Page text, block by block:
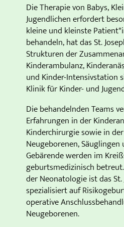
Die Therapie von Babys,
Jugendlichen erfordert
kleine und kleinste
behandeln, hat das St.
Strukturen der
Kinderambulanz,
und Kinder-Intensivstation
Klinik für Kinder- und
Die behandelnden Teams
Erfahrungen in der
Kinderchirurgie sowie in
Neugeborenen,
Gebärende werden im
geburtsmedizinisch
der Neonatologie ist das
spezialisiert auf
operative
Neugeborenen.